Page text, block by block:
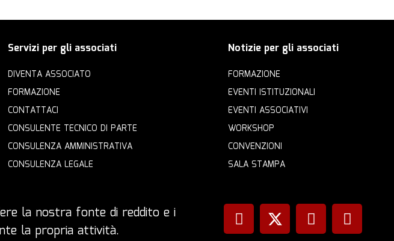
Servizi per gli associati
DIVENTA ASSOCIATO
FORMAZIONE
CONTATTACI
CONSULENTE TECNICO DI PARTE
CONSULENZA AMMINISTRATIVA
CONSULENZA LEGALE
Notizie per gli associati
FORMAZIONE
EVENTI ISTITUZIONALI
EVENTI ASSOCIATIVI
WORKSHOP
CONVENZIONI
SALA STAMPA
la nostra fonte di reddito e i
la propria attività.